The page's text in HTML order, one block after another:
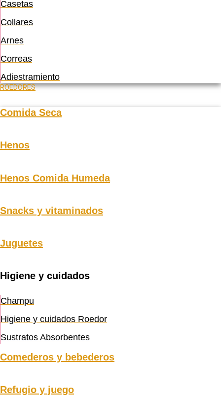
Casetas
Collares
Arnes
Correas
Adiestramiento
ROEDORES
Comida Seca
Henos
Henos Comida Humeda
Snacks y vitaminados
Juguetes
Higiene y cuidados
Champu
Higiene y cuidados Roedor
Sustratos Absorbentes
Comederos y bebederos
Refugio y juego